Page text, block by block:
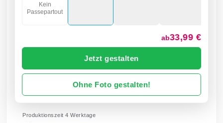
Kein
Passepartout
ab33,99 €
Jetzt gestalten
Ohne Foto gestalten!
Produktionszeit 4 Werktage